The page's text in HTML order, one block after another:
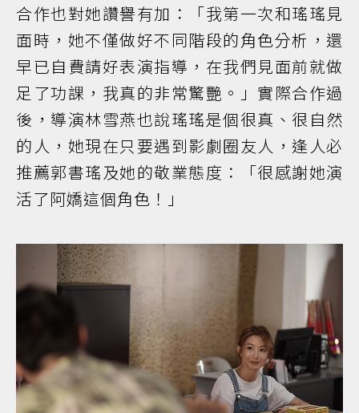
合作也對她讚譽有加：「我第一次和瑤瑤見
面時，她不僅做好不同階段的角色分析，還
早已自費請好表演指導，在我們見面前就做
足了功課，我真的非常驚艷。」實際合作過
後，導演林雪燕也說瑤瑤是個很真、很自然
的人，她現在只要遇到影劇圈友人，逢人必
推薦郭書瑤及她的敬業態度：「很感謝她演
活了阿嬌這個角色！」